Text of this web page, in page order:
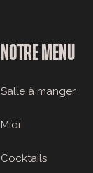
NOTRE MENU
Salle à manger
Midi
Cocktails